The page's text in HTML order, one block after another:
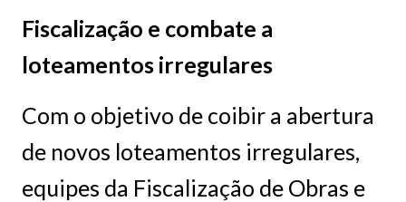
Fiscalização e combate a
loteamentos irregulares
Com o objetivo de coibir a abertura
de novos loteamentos irregulares,
equipes da Fiscalização de Obras e